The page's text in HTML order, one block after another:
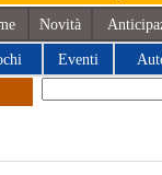
Novità
Eventi